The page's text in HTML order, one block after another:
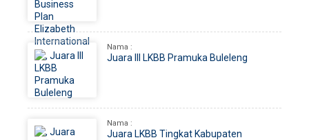
Nama :
Juara III LKBB Pramuka Buleleng
Nama :
Juara LKBB Tingkat Kabupaten